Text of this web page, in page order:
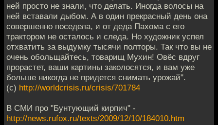
ней просто не знали, что делать. Иногда волосы на
ней вставали дыбом. А в один прекрасный день она
совершенно поседела, и от деда Пахома с его
трактором не осталось и следа. Но художник успел
отхватить за выдумку тысячи полторы. Так что вы не
очень обольщайтесь, товарищ Мухин! Овёс вдруг
прорастет, ваши картины заколосятся, и вам уже
больше никогда не придется снимать урожай".
(с) http://worldcrisis.ru/crisis/701784
В СМИ про "Бунтующий кирпич" -
http://news.rufox.ru/texts/2009/12/10/184010.htm